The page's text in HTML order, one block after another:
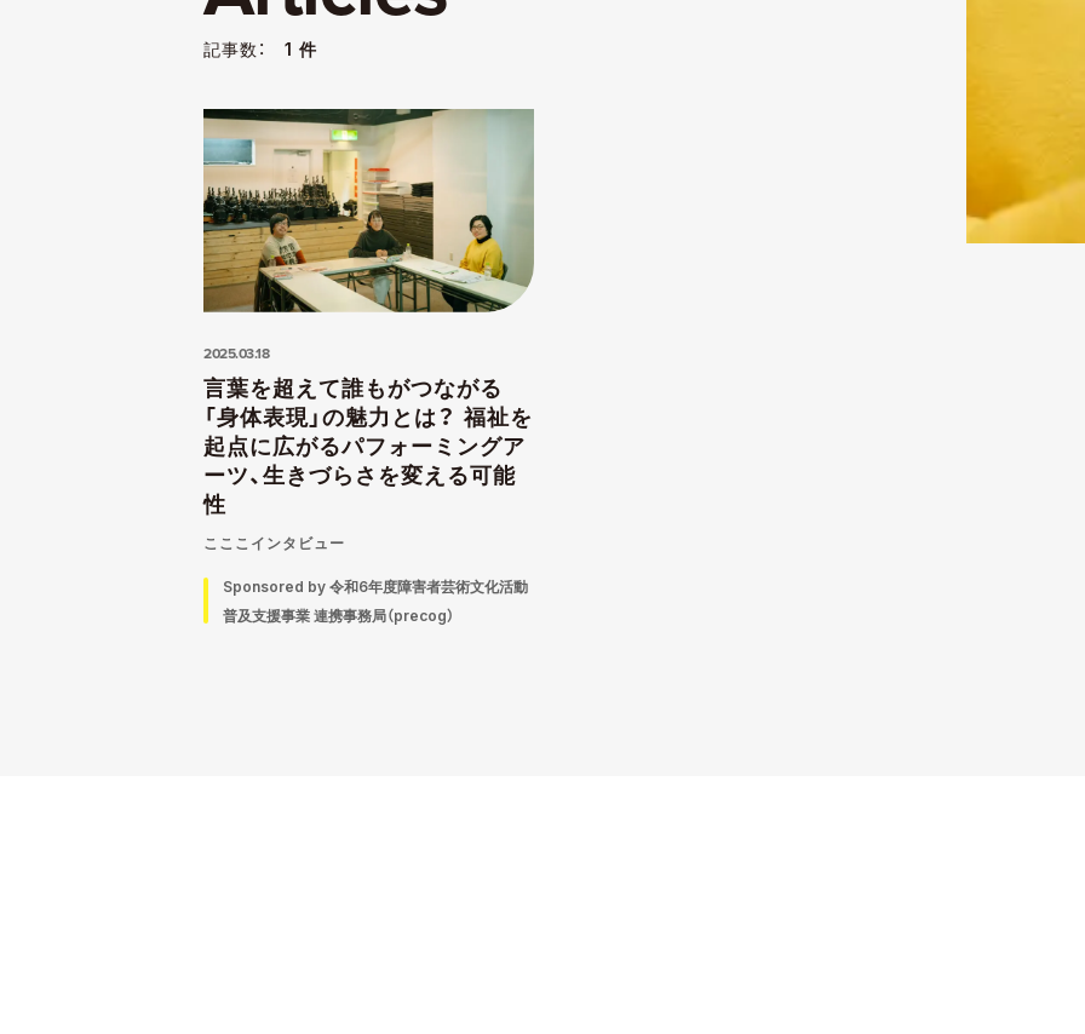
記事数： 1 件
2025.03.18
言葉を超えて誰もがつながる
「身体表現」の魅力とは？ 福祉を
起点に広がるパフォーミングア
ーツ、生きづらさを変える可能
性
こここインタビュー
Sponsored by 令和6年度障害者芸術文化活動
普及支援事業 連携事務局（precog）